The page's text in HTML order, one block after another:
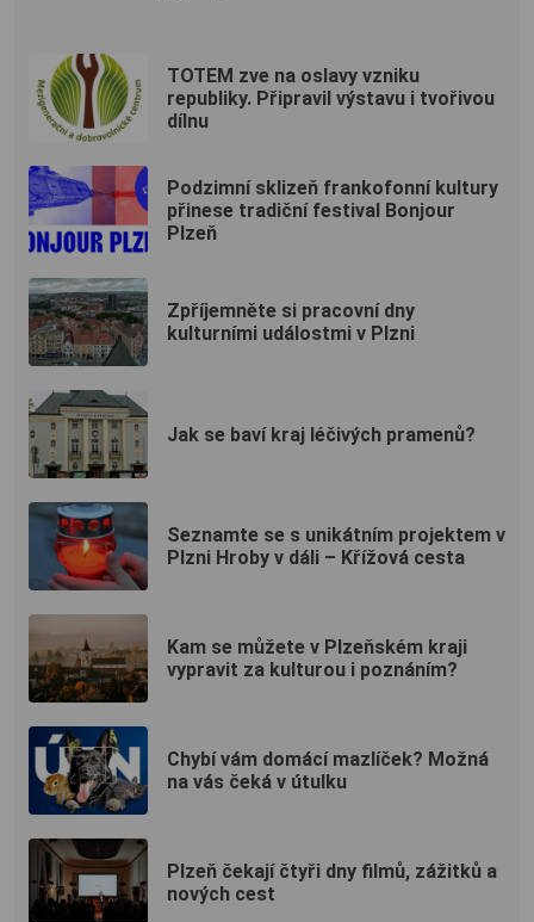
TOTEM zve na oslavy vzniku
republiky. Připravil výstavu i tvořivou
dílnu
Podzimní sklizeň frankofonní kultury
přinese tradiční festival Bonjour
Plzeň
Zpříjemněte si pracovní dny
kulturními událostmi v Plzni
Jak se baví kraj léčivých pramenů?
Seznamte se s unikátním projektem v
Plzni Hroby v dáli – Křížová cesta
Kam se můžete v Plzeňském kraji
vypravit za kulturou i poznáním?
Chybí vám domácí mazlíček? Možná
na vás čeká v útulku
Plzeň čekají čtyři dny filmů, zážitků a
nových cest